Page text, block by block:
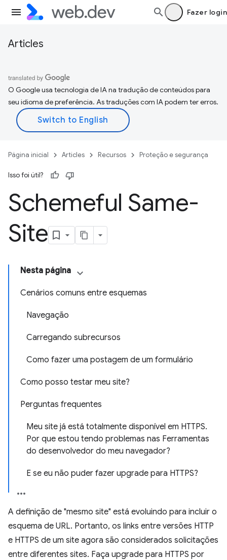
Fazer login
Articles
O Google usa tecnologia de IA na tradução de conteúdos para
seu idioma de preferência. As traduções com IA podem ter erros.
Página inicial Articles Recursos Proteção e segurança
Isso foi útil?
Schemeful Same-
Site
Nesta página
Cenários comuns entre esquemas
Navegação
Carregando subrecursos
Como fazer uma postagem de um formulário
Como posso testar meu site?
Perguntas frequentes
Meu site já está totalmente disponível em HTTPS.
Por que estou tendo problemas nas Ferramentas
do desenvolvedor do meu navegador?
E se eu não puder fazer upgrade para HTTPS?
A definição de "mesmo site" está evoluindo para incluir o
esquema de URL. Portanto, os links entre versões HTTP
e HTTPS de um site agora são considerados solicitações
entre diferentes sites. Faça upgrade para HTTPS por